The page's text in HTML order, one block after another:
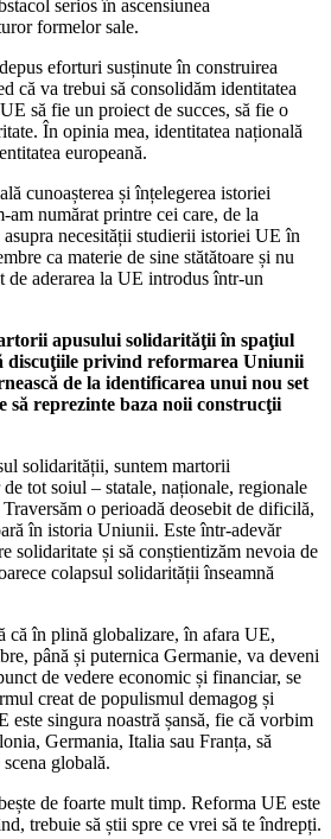
serios în ascensiunea
formelor sale.
eforturi susținute în construirea
că va trebui să consolidăm identitatea
să fie un proiect de succes, să fie o
În opinia mea, identitatea națională
europeană.
cunoașterea și înțelegerea istoriei
am numărat printre cei care, de la
necesității studierii istoriei UE în
ca materie de sine stătătoare și nu
de aderarea la UE introdus într-un
apusului solidarităţii în spaţiul
discuţiile privind reformarea Uniunii
de la identificarea unui nou set
să reprezinte baza noii construcţii
solidarității, suntem martorii
tot soiul – statale, naționale, regionale
o perioadă deosebit de dificilă,
în istoria Uniunii. Este într-adevăr
solidaritate și să conștientizăm nevoia de
colapsul solidarității înseamnă
că în plină globalizare, în afara UE,
până și puternica Germanie, va deveni
de vedere economic și financiar, se
creat de populismul demagog și
este singura noastră șansă, fie că vorbim
Germania, Italia sau Franța, să
globală.
de foarte mult timp. Reforma UE este
trebuie să știi spre ce vrei să te îndrepți.